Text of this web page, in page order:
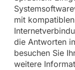
mit
die Antworten
besuchen Sie
weitere